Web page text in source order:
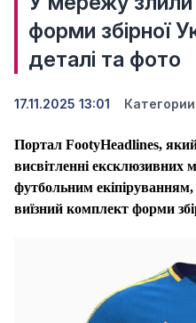
форми збірної
деталі та фото
17.11.2025 13:01
Портал FootyHeadlines,
висвітленні ексклюзивних
футбольним
виїзний комплект форми